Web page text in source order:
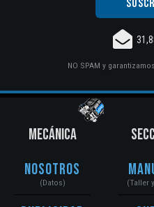
NO SPAM y
MECÁNICA
Nosotros
(Datos) (Taller